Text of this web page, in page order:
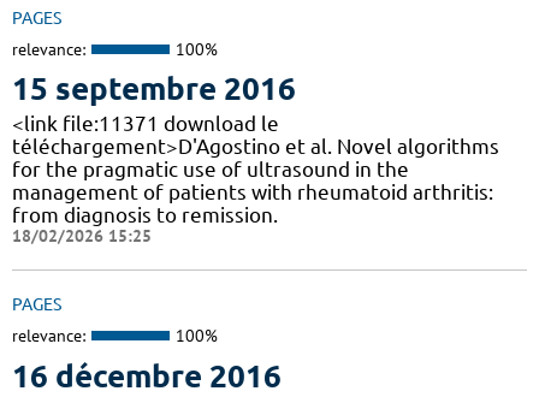
PAGES
relevance: 100%
15 septembre 2016
<link file:11371 download le
téléchargement>D'Agostino et al. Novel algorithms
for the pragmatic use of ultrasound in the
management of patients with rheumatoid arthritis:
from diagnosis to remission.
18/02/2026 15:25
PAGES
relevance: 100%
16 décembre 2016